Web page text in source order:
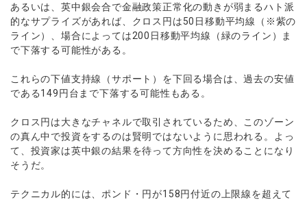
あるいは、英中銀会合で金融政策正常化の動きが弱まるハト派
的なサプライズがあれば、クロス円は50日移動平均線（※紫の
ライン）、場合によっては200日移動平均線（緑のライン）ま
で下落する可能性がある。
これらの下値支持線（サポート）を下回る場合は、過去の安値
である149円台まで下落する可能性もある。
クロス円は大きなチャネルで取引されているため、このゾーン
の真ん中で投資をするのは賢明ではないように思われる。よっ
て、投資家は英中銀の結果を待って方向性を決めることになり
そうだ。
テクニカル的には、ポンド・円が158円付近の上限線を超えて